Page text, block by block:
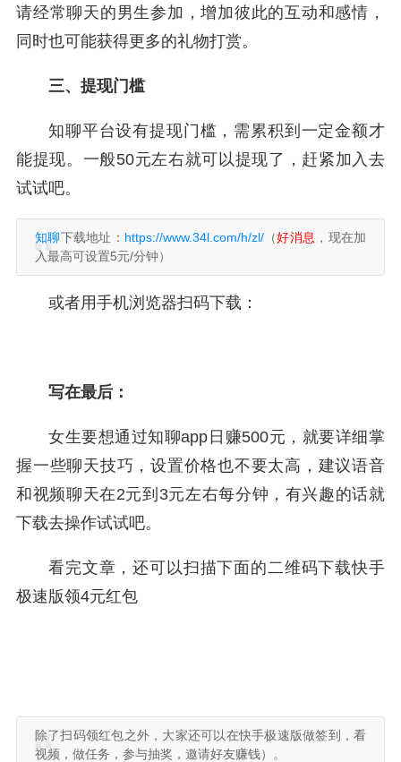
请经常聊天的男生参加，增加彼此的互动和感情，
同时也可能获得更多的礼物打赏。
三、提现门槛
知聊平台设有提现门槛，需累积到一定金额才
能提现。一般50元左右就可以提现了，赶紧加入去
试试吧。
知聊下载地址： https://www.34l.com/h/zl/（好消息 ，现在加
入最高可设置5元/分钟）
或者用手机浏览器扫码下载：
写在最后：
女生要想通过知聊app日赚500元，就要详细掌
握一些聊天技巧，设置价格也不要太高，建议语音
和视频聊天在2元到3元左右每分钟，有兴趣的话就
下载去操作试试吧。
看完文章，还可以扫描下面的二维码下载快手
极速版领4元红包
除了扫码领红包之外，大家还可以在快手极速版做签到，看
视频，做任务，参与抽奖，邀请好友赚钱）。